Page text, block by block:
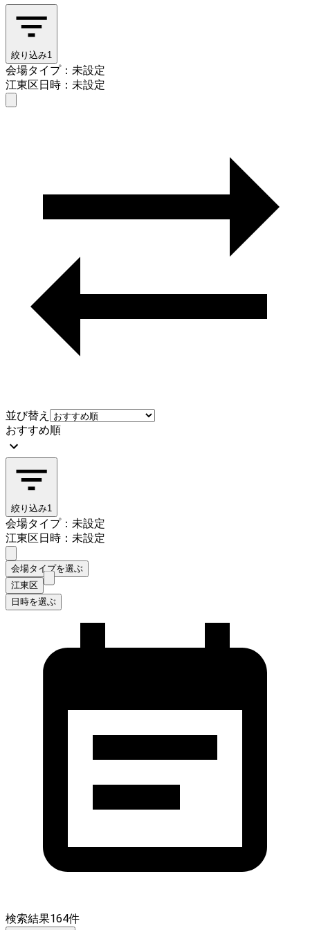
絞り込み1
会場タイプ：未設定
江東区日時：未設定
並び替え
おすすめ順
絞り込み1
会場タイプ：未設定
江東区日時：未設定
会場タイプを選ぶ
江東区
日時を選ぶ
検索結果164件